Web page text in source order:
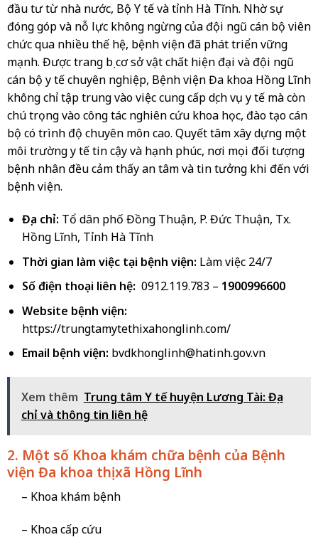
đầu tư từ nhà nước, Bộ Y tế và tỉnh Hà Tĩnh. Nhờ sự
đóng góp và nỗ lực không ngừng của đội ngũ cán bộ viên
chức qua nhiều thế hệ, bệnh viện đã phát triển vững
mạnh. Được trang bị cơ sở vật chất hiện đại và đội ngũ
cán bộ y tế chuyên nghiệp, Bệnh viện Đa khoa Hồng Lĩnh
không chỉ tập trung vào việc cung cấp dịch vụ y tế mà còn
chú trọng vào công tác nghiên cứu khoa học, đào tạo cán
bộ có trình độ chuyên môn cao. Quyết tâm xây dựng một
môi trường y tế tin cậy và hạnh phúc, nơi mọi đối tượng
bệnh nhân đều cảm thấy an tâm và tin tưởng khi đến với
bệnh viện.
Địa chỉ: Tổ dân phố Đồng Thuận, P. Đức Thuận, Tx.
Hồng Lĩnh, Tỉnh Hà Tĩnh
Thời gian làm việc tại bệnh viện: Làm việc 24/7
Số điện thoại liên hệ: 0912.119.783 – 1900996600
Website bệnh viện:
https://trungtamytethixahonglinh.com/
Email bệnh viện: bvdkhonglinh@hatinh.gov.vn
Xem thêm Trung tâm Y tế huyện Lương Tài: Địa
chỉ và thông tin liên hệ
2. Một số Khoa khám chữa bệnh của Bệnh
viện Đa khoa thị xã Hồng Lĩnh
– Khoa khám bệnh
– Khoa cấp cứu